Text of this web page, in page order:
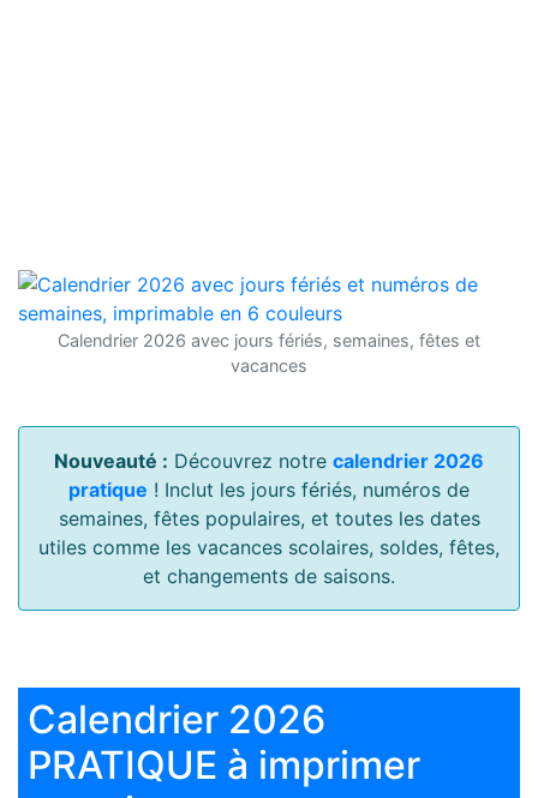
Calendrier 2026 avec jours fériés, semaines, fêtes et
vacances
Nouveauté : Découvrez notre calendrier 2026
pratique ! Inclut les jours fériés, numéros de
semaines, fêtes populaires, et toutes les dates
utiles comme les vacances scolaires, soldes, fêtes,
et changements de saisons.
Calendrier 2026
PRATIQUE à imprimer